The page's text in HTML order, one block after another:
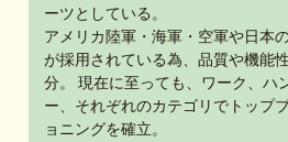
ーツとしている。
アメリカ陸軍・海軍・空軍や日本
が採用されている為、品質や機能
分。 現在に至っても、ワーク、ハ
ー、それぞれのカテゴリでトップ
ョニングを確立。